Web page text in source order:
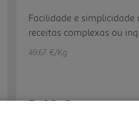
Next
Facilidade e simplicidade
receitas complexas ou
49.67 €/Kg
1,49 €